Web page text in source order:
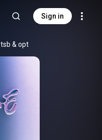
Sign in
tsb & opt